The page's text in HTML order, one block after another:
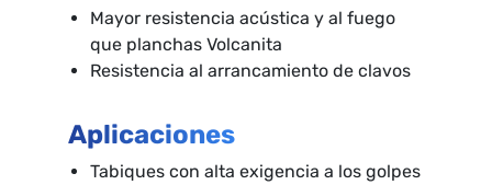
Mayor resistencia acústica y al fuego
que planchas Volcanita
Resistencia al arrancamiento de clavos
Aplicaciones
Tabiques con alta exigencia a los golpes